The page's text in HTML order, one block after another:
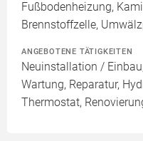
Fußbodenheizung,
Brennstoffzelle,
ANGEBOTENE TÄTIGKEITEN
Neuinstallation /
Wartung, Reparatur,
Thermostat,